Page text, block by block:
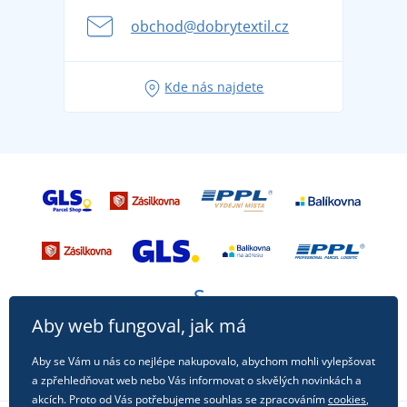
se na dovolenou bez starostí
Tipy na svěží outfity pro pohodové léto
obchod@dobrytextil.cz
Kde nás najdete
Aby web fungoval, jak má
Aby se Vám u nás co nejlépe nakupovalo, abychom mohli vylepšovat
a zpřehledňovat web nebo Vás informovat o skvělých novinkách a
akcích. Proto od Vás potřebujeme souhlas se zpracovánímcookies,